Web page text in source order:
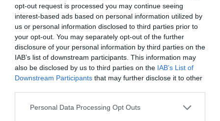
opt-out request is processed you may continue seeing
interest-based ads based on personal information utilized by
us or personal information disclosed to third parties prior to
your opt-out. You may separately opt-out of the further
disclosure of your personal information by third parties on the
IAB’s list of downstream participants. This information may
also be disclosed by us to third parties on the IAB’s List of
Downstream Participants that may further disclose it to other
Please note that this website/app uses one or more Google
Personal Data Processing Opt Outs
Bonaccini e il mito delle barricate di Parma: quando
l’antifascismo copia il fascismo